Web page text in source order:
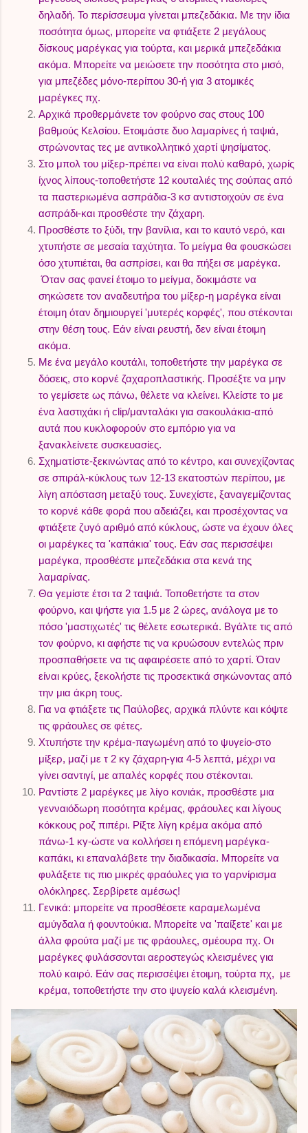
δηλαδή. Το περίσσευμα γίνεται μπεζεδάκια. Με την ίδια
ποσότητα όμως, μπορείτε να φτιάξετε 2 μεγάλους
δίσκους μαρέγκας για τούρτα, και μερικά μπεζεδάκια
ακόμα. Μπορείτε να μειώσετε την ποσότητα στο μισό,
για μπεζέδες μόνο-περίπου 30-ή για 3 ατομικές
μαρέγκες πχ.
Αρχικά προθερμάνετε τον φούρνο σας στους 100
βαθμούς Κελσίου. Ετοιμάστε δυο λαμαρίνες ή ταψιά,
στρώνοντας τες με αντικολλητικό χαρτί ψησίματος.
Στο μπολ του μίξερ-πρέπει να είναι πολύ καθαρό, χωρίς
ίχνος λίπους-τοποθετήστε 12 κουταλιές της σούπας από
τα παστεριωμένα ασπράδια-3 κσ αντιστοιχούν σε ένα
ασπράδι-και προσθέστε την ζάχαρη.
Προσθέστε το ξύδι, την βανίλια, και το καυτό νερό, και
χτυπήστε σε μεσαία ταχύτητα. Το μείγμα θα φουσκώσει
όσο χτυπιέται, θα ασπρίσει, και θα πήξει σε μαρέγκα.
Όταν σας φανεί έτοιμο το μείγμα, δοκιμάστε να
σηκώσετε τον αναδευτήρα του μίξερ-η μαρέγκα είναι
έτοιμη όταν δημιουργεί 'μυτερές κορφές', που στέκονται
στην θέση τους. Εάν είναι ρευστή, δεν είναι έτοιμη
ακόμα.
Με ένα μεγάλο κουτάλι, τοποθετήστε την μαρέγκα σε
δόσεις, στο κορνέ ζαχαροπλαστικής. Προσέξτε να μην
το γεμίσετε ως πάνω, θέλετε να κλείνει. Κλείστε το με
ένα λαστιχάκι ή clip/μανταλάκι για σακουλάκια-από
αυτά που κυκλοφορούν στο εμπόριο για να
ξανακλείνετε συσκευασίες.
Σχηματίστε-ξεκινώντας από το κέντρο, και συνεχίζοντας
σε σπιράλ-κύκλους των 12-13 εκατοστών περίπου, με
λίγη απόσταση μεταξύ τους. Συνεχίστε, ξαναγεμίζοντας
το κορνέ κάθε φορά που αδειάζει, και προσέχοντας να
φτιάξετε ζυγό αριθμό από κύκλους, ώστε να έχουν όλες
οι μαρέγκες τα 'καπάκια' τους. Εάν σας περισσέψει
μαρέγκα, προσθέστε μπεζεδάκια στα κενά της
λαμαρίνας.
Θα γεμίστε έτσι τα 2 ταψιά. Τοποθετήστε τα στον
φούρνο, και ψήστε για 1.5 με 2 ώρες, ανάλογα με το
πόσο 'μαστιχωτές' τις θέλετε εσωτερικά. Βγάλτε τις από
τον φούρνο, κι αφήστε τις να κρυώσουν εντελώς πριν
προσπαθήσετε να τις αφαιρέσετε από το χαρτί. Όταν
είναι κρύες, ξεκολήστε τις προσεκτικά σηκώνοντας από
την μια άκρη τους.
Για να φτιάξετε τις Παύλοβες, αρχικά πλύντε και κόψτε
τις φράουλες σε φέτες.
Χτυπήστε την κρέμα-παγωμένη από το ψυγείο-στο
μίξερ, μαζί με τ 2 κγ ζάχαρη-για 4-5 λεπτά, μέχρι να
γίνει σαντιγί, με απαλές κορφές που στέκονται.
Ραντίστε 2 μαρέγκες με λίγο κονιάκ, προσθέστε μια
γενναιόδωρη ποσότητα κρέμας, φράουλες και λίγους
κόκκους ροζ πιπέρι. Ρίξτε λίγη κρέμα ακόμα από
πάνω-1 κγ-ώστε να κολλήσει η επόμενη μαρέγκα-
καπάκι, κι επαναλάβετε την διαδικασία. Μπορείτε να
φυλάξετε τις πιο μικρές φραόυλες για το γαρνίρισμα
ολόκληρες. Σερβίρετε αμέσως!
Γενικά: μπορείτε να προσθέσετε καραμελωμένα
αμύγδαλα ή φουντούκια. Μπορείτε να 'παίξετε' και με
άλλα φρούτα μαζί με τις φράουλες, σμέουρα πχ. Οι
μαρέγκες φυλάσσονται αεροστεγώς κλεισμένες για
πολύ καιρό. Εάν σας περισσέψει έτοιμη, τούρτα πχ, με
κρέμα, τοποθετήστε την στο ψυγείο καλά κλεισμένη.